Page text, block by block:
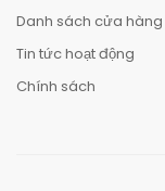
Danh sách cửa hàng
Tin tức hoạt động
Chính sách